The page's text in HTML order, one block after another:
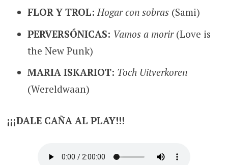
FLOR Y TROL:Hogar con sobras(Sami)
PERVERSÓNICAS: Vamos a morir(Love is
the New Punk)
MARIA ISKARIOT: Toch Uitverkoren
(Wereldwaan)
¡¡¡DALE CAÑA AL PLAY!!!